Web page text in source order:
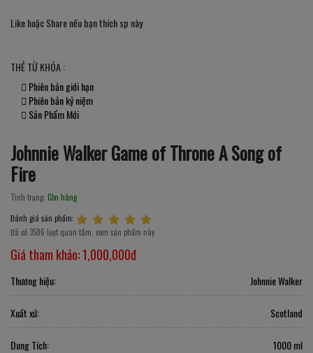
Like hoặc Share nếu bạn thích sp này
THẺ TỪ KHÓA :
Phiên bản giới hạn
Phiên bản kỷ niệm
Sản Phẩm Mới
Johnnie Walker Game of Throne A Song of
Fire
Tình trạng: Còn hàng
Đánh giá sản phẩm:
Đã có 3506 lượt quan tâm, xem sản phẩm này
Giá tham khảo:1,000,000đ
Thương hiệu: Johnnie Walker
Xuất xứ: Scotland
Dung Tích: 1000 ml